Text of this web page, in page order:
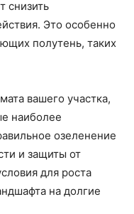
снизить
Это особенно
полутень, таких
вашего участка,
наиболее
озеленение
и защиты от
для роста
на долгие